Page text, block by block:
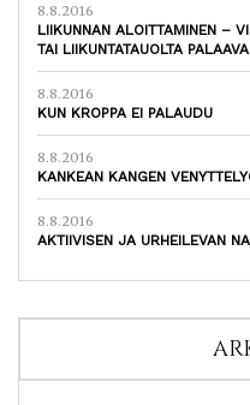
8.8.2016
LIIKUNNAN ALOITTAMINEN –
TAI LIIKUNTATAUOLTA
8.8.2016
KUN KROPPA EI PALAUDU
8.8.2016
KANKEAN KANGEN
8.8.2016
AKTIIVISEN JA URHEILEVAN